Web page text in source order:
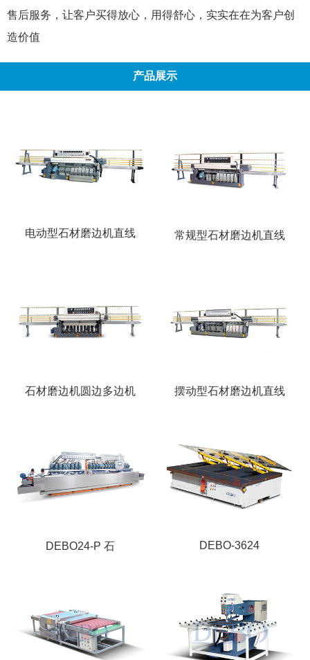
售后服务，让客户买得放心，用得舒心，实实在在为客户创
造价值
产品展示
电动型石材磨边机直线 常规型石材磨边机直线
石材磨边机圆边多边机 摆动型石材磨边机直线
DEBO24-P 石 DEBO-3624